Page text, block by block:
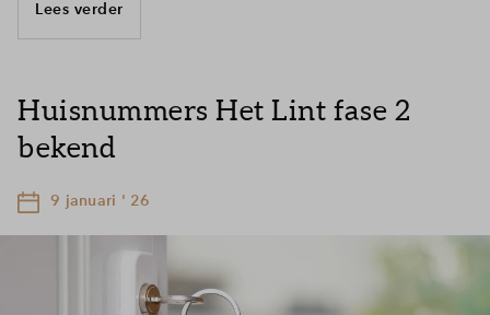
Lees verder
Huisnummers Het Lint fase 2
bekend
9 januari ' 26